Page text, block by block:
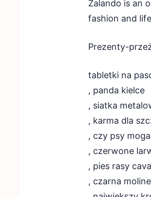
Zalando is an
fashion and
Prezenty-
tabletki na
, panda kielce
, siatka
, karma dla
, czy psy
, czerwone
, pies rasy
, czarna